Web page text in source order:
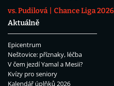
vs. Pudilová
Chance Liga
Aktuálně
Epicentrum
Neštovice: příznaky, léčba
V čem jezdí Yamal a Mesii?
Kvízy pro seniory
Kalendář úplňků 2026